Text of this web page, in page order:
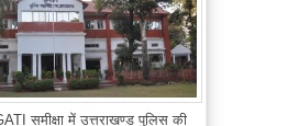
समीक्षा में उत्तराखण्ड पुलिस की